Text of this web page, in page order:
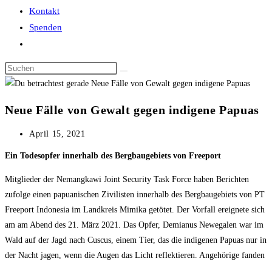
Kontakt
Spenden
umschalten
Diese
Website
Neue Fälle von Gewalt gegen indigene Papuas
Beitrag
April 15, 2021
Ein Todesopfer innerhalb des Bergbaugebiets von Freeport
Mitglieder der Nemangkawi Joint Security Task Force haben Berichten
zufolge einen papuanischen Zivilisten innerhalb des Bergbaugebiets von PT
Freeport Indonesia im Landkreis Mimika getötet. Der Vorfall ereignete sich
am am Abend des 21. März 2021. Das Opfer, Demianus Newegalen war im
Wald auf der Jagd nach Cuscus, einem Tier, das die indigenen Papuas nur in
der Nacht jagen, wenn die Augen das Licht reflektieren. Angehörige fanden